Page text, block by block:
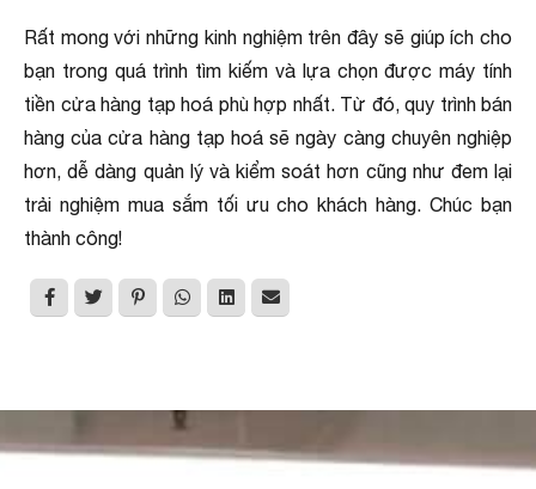
Rất mong với những kinh nghiệm trên đây sẽ giúp ích cho
bạn trong quá trình tìm kiếm và lựa chọn được máy tính
tiền cửa hàng tạp hoá phù hợp nhất. Từ đó, quy trình bán
hàng của cửa hàng tạp hoá sẽ ngày càng chuyên nghiệp
hơn, dễ dàng quản lý và kiểm soát hơn cũng như đem lại
trải nghiệm mua sắm tối ưu cho khách hàng. Chúc bạn
thành công!